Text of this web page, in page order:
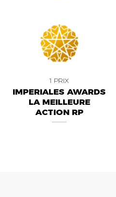
1 PRIX
IMPERIALES AWARDS
LA MEILLEURE
ACTION RP